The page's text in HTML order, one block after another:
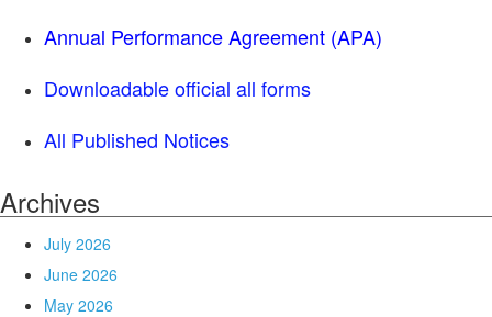
Annual Performance Agreement (APA)
Downloadable official all forms
All Published Notices
Archives
July 2026
June 2026
May 2026